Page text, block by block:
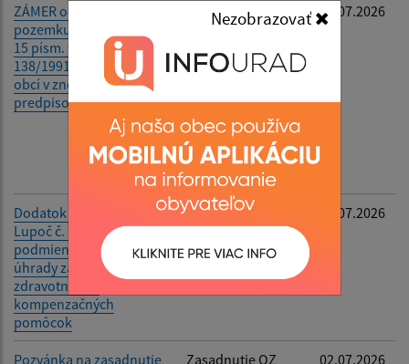
ZÁMER odpredať časť
pozemku podľa § 9a ods.
15 písm. f) zákona SNR č.
138/1991 Zb. o majetku
obcí v znení neskorších
predpisov
Pozemok C-KN č.
1181/6 o výmere
pozemku
k.ú. Lupoč,
Záujemcovia: Ing.
Martin
Malachovský, Ing.
Zuzana Jakubová
21.07.2026
Dodatok č. 1 ku VZN obce
Lupoč č. 7/2024 o
podmienkach a výške
úhrady za požičiavanie
zdravotných a
kompenzačných
pomôcok
Mení sa Článok 4
bod 2. VZN č.
7/2024 -Úhrada za
pomôcky
09.07.2026
Pozvánka na zasadnutie Zasadnutie OZ 02.07.2026
Nezobrazovať